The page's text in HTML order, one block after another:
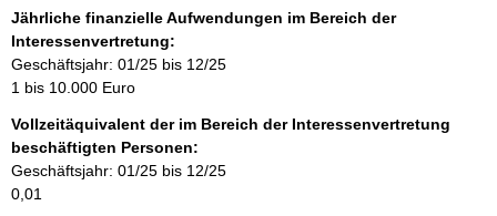
o
r
m
a
i
o
n
e
Jährliche finanzielle Aufwendungen im Bereich der
Interessenvertretung:
Geschäftsjahr: 01/25 bis 12/25
1 bis 10.000 Euro
Vollzeitäquivalent der im Bereich der Interessenvertretung
beschäftigten Personen:
Geschäftsjahr: 01/25 bis 12/25
0,01